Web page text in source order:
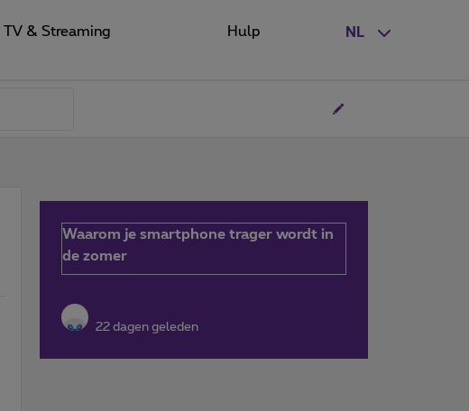
NL
TV & Streaming Hulp
Waarom je smartphone trager wordt in
de zomer
22 dagen geleden